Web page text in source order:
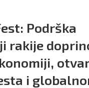
Podrška
rakije
i